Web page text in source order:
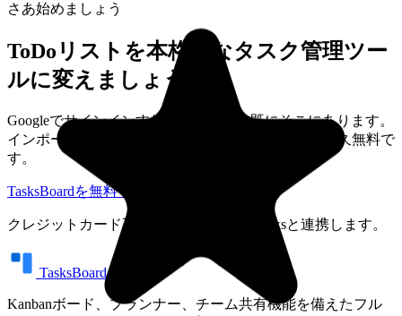
さあ始めましょう
ToDoリストを本格的なタスク管理ツー
ルに変えましょう
Googleでサインインすれば、タスクは既にそこにあります。
インポートも設定も学習も不要です。個人利用は永久無料で
す。
TasksBoardを無料で試す
クレジットカード不要。既存のGoogle Tasksと連携します。
TasksBoard
Kanbanボード、プランナー、チーム共有機能を備えたフル